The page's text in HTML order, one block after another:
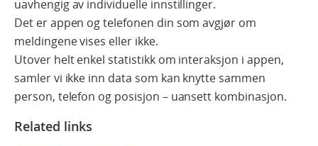
uavhengig av individuelle innstillinger.
Det er appen og telefonen din som avgjør om
meldingene vises eller ikke.
Utover helt enkel statistikk om interaksjon i appen,
samler vi ikke inn data som kan knytte sammen
person, telefon og posisjon – uansett kombinasjon.
Related links